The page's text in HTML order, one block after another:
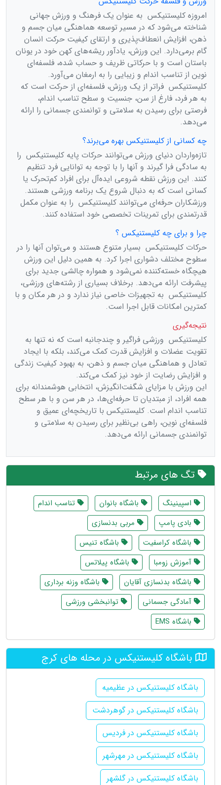
امروزه کلیستنیکس به عنوان یک فرهنگ و ورزش جهانی
شناخته می‌شود که در مسیر توسعه هماهنگی میان جسم و
ذهن، افزایش انعطاف‌پذیری و ارتقای کیفیت حرکت انسان
گام برمی‌دارد. این ورزش، یادآور ریشه‌های کهن خود در یونان
باستان است و با حرکاتی ظریف و حساب شده، فلسفه‌ای
نوین از تناسب اندام و زیبایی را به ارمغان می‌آورد.
کلیستنیکس فراتر از یک ورزش، فلسفه‌ای از حرکت است که
به هر فرد، فارغ از سن، جنسیت و سطح تناسب اندام،
فرصتی برای رسیدن به سلامتی و توانمندی جسمانی را ارائه
می‌دهد.
چه کسانی از کلیستنیکس بهره می‌برند؟
تازه‌واردان دنیای ورزش می‌توانند حرکات پایه کلیستنیکس را
به سادگی فرا گیرند و آنها را با توجه به توانایی فرد تنظیم
کنند. این ورزش نقطه شروعی ایده‌آل برای افراد کم‌تحرک یا
کسانی است که به دنبال شروع یک برنامه ورزشی هستند.
ورزشکاران حرفه‌ای می‌توانند کلیستنیکس را به عنوان مکمل
قدرتمندی برای تمرینات تخصصی خود استفاده کنند.
چرا و برای چه کلیستنیکس ؟
حرکات کلیستنیکس بسیار متنوع هستند و می‌توان آنها را در
سطوح مختلف دشواری اجرا کرد. به همین دلیل این ورزش
هیچگاه خسته‌کننده نمی‌شود و همواره چالشی جدید برای
پیشرفت ارائه می‌دهد. برخلاف بسیاری از رشته‌های ورزشی،
کلیستنیکس به تجهیزات خاصی نیاز ندارد و در هر مکان و با
کمترین امکانات قابل اجرا است.
نتیجه‌گیری
کلیستنیکس ورزشی فراگیر و چندجانبه است که نه تنها به
تقویت عضلات و افزایش قدرت کمک می‌کند، بلکه با ایجاد
تعادل و هماهنگی میان جسم و ذهن، به بهبود کیفیت زندگی
و افزایش رضایت از خود نیز کمک می‌کند.
این ورزش با مزایای شگفت‌انگیزش، انتخابی هوشمندانه برای
همه افراد، از مبتدیان تا حرفه‌ای‌ها، در هر سن و با هر سطح
تناسب اندام است. کلیستنیکس با تاریخچه‌ای عمیق و
فلسفه‌ای نوین، راهی بی‌نظیر برای رسیدن به سلامتی و
توانمندی جسمانی ارائه می‌دهد.
تگ های مرتبط
اسپینینگ باشگاه بانوان
تناسب اندام
بادی پامپ
مربی بدنسازی
باشگاه کراسفیت
باشگاه تنیس
آموزش زومبا
باشگاه پیلاتس
باشگاه بدنسازی آقایان
باشگاه وزنه برداری
آمادگی جسمانی
توانبخشی ورزشی
باشگاه EMS
باشگاه کلیستنیکس در محله های کرج
باشگاه کلیستنیکس در عظیمیه
باشگاه کلیستنیکس در گوهردشت
باشگاه کلیستنیکس در فردیس
باشگاه کلیستنیکس در مهرشهر
باشگاه کلیستنیکس در گلشهر